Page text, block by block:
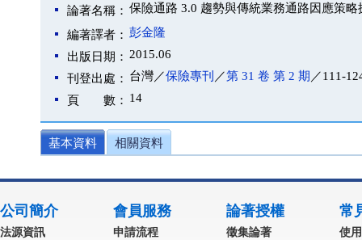
論著名稱： 保險通路 3.0 趨勢與傳統業務通路因應策略
編著譯者： 彭金隆
出版日期： 2015.06
刊登出處： 台灣／保險專刊 ／第 31 卷 第 2 期 ／111-
頁 數： 14
基本資料 相關資料
公司簡介
法源資訊
會員服務
申請流程
論著授權
徵集論著
常
使